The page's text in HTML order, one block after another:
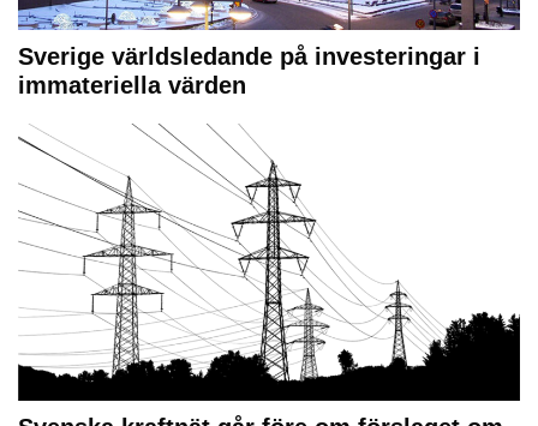
Sverige världsledande på investeringar i
immateriella värden